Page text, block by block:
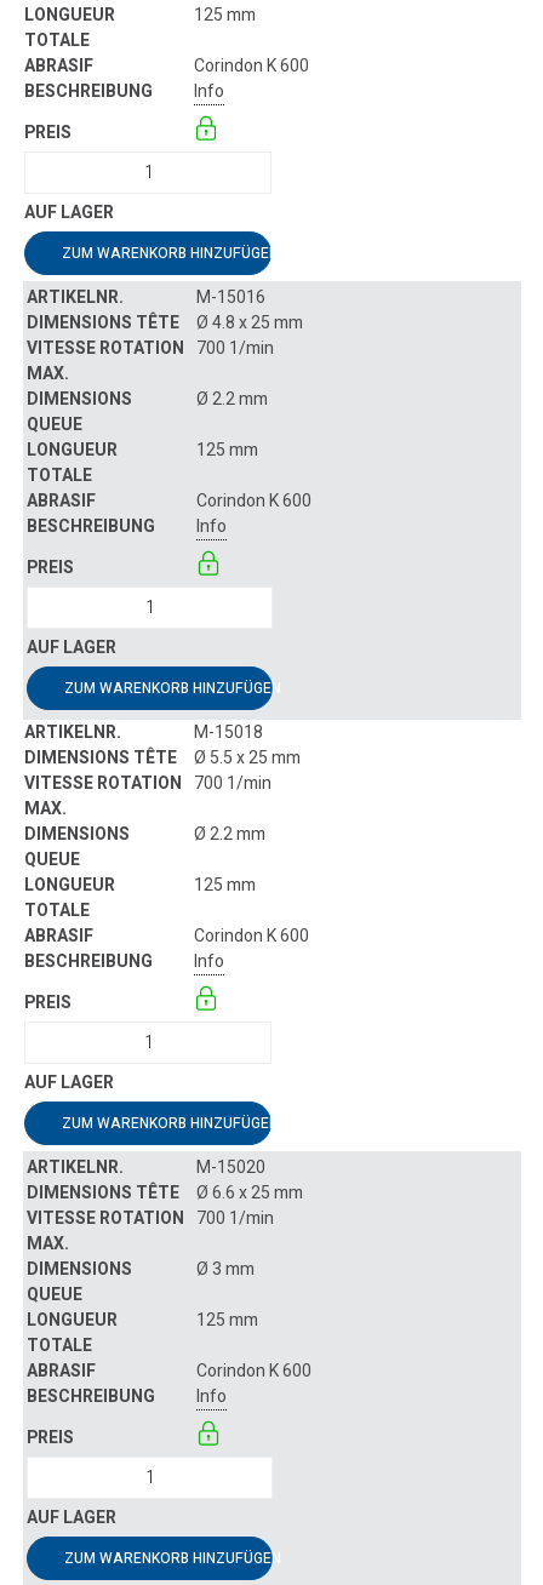
125 mm
Corindon K 600
Info
ZUM WARENKORB HINZUFÜGEN
M-15016
Ø 4.8 x 25 mm
700 1/min
Ø 2.2 mm
125 mm
Corindon K 600
Info
ZUM WARENKORB HINZUFÜGEN
M-15018
Ø 5.5 x 25 mm
700 1/min
Ø 2.2 mm
125 mm
Corindon K 600
Info
ZUM WARENKORB HINZUFÜGEN
M-15020
Ø 6.6 x 25 mm
700 1/min
Ø 3 mm
125 mm
Corindon K 600
Info
ZUM WARENKORB HINZUFÜGEN